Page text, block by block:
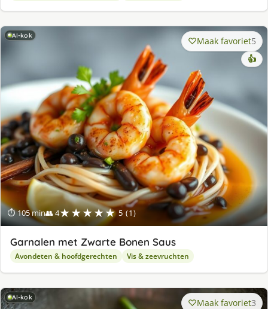
AI-kok
⏱ 105 min👥 4★★★★★ 5 (1)
Maak favoriet5
👍
Garnalen met Zwarte Bonen Saus
Avondeten & hoofdgerechten Vis & zeevruchten
AI-kok Maak favoriet3